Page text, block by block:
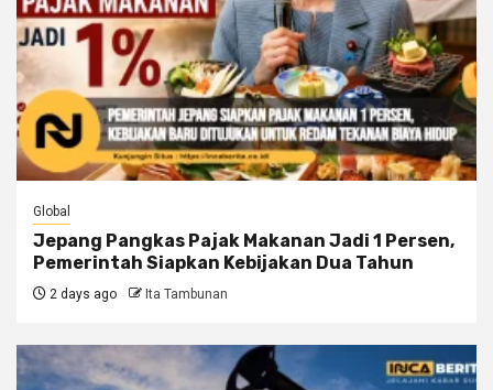
Global
Jepang Pangkas Pajak Makanan Jadi 1 Persen,
Pemerintah Siapkan Kebijakan Dua Tahun
2 days ago Ita Tambunan